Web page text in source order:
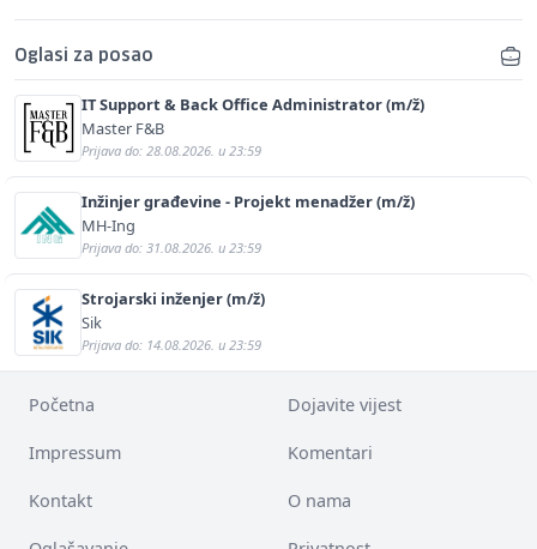
Oglasi za posao
IT Support & Back Office Administrator (m/ž)
Master F&B
Prijava do: 28.08.2026. u 23:59
Inžinjer građevine - Projekt menadžer (m/ž)
MH-Ing
Prijava do: 31.08.2026. u 23:59
Strojarski inženjer (m/ž)
Sik
Prijava do: 14.08.2026. u 23:59
Početna Dojavite vijest
Impressum Komentari
Kontakt O nama